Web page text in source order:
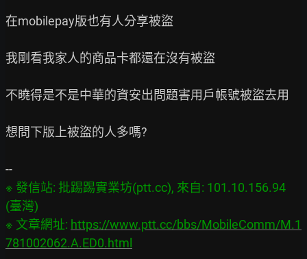
在mobilepay版也有人分享被盜
我剛看我家人的商品卡都還在沒有被盜
不曉得是不是中華的資安出問題害用戶帳號被盜去用
想問下版上被盜的人多嗎?
※ 發信站: 批踢踢實業坊(ptt.cc), 來自: 101.10.156.94
(臺灣)
※ 文章網址: https://www.ptt.cc/bbs/MobileComm/M.1
781002062.A.ED0.html